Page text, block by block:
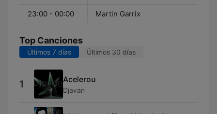
23:00 - 00:00 Martin Garrix
Top Canciones
Últimos 7 días Últimos 30 días
1 Acelerou
Djavan